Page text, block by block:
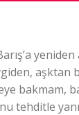
yeniden
aşktan
bakmam,
tehditle